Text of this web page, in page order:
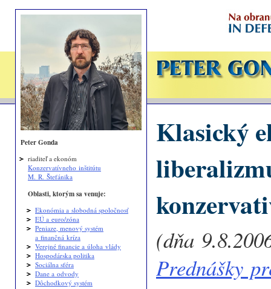
Peter Gonda
riaditeľ a ekonóm
Konzervatívneho inštitútu
M. R. Štefánika
Oblasti, ktorým sa venuje:
Ekonómia a slobodná spoločnosť
EÚ a euro/zóna
Peniaze, menový systém
a finančná kríza
Verejné financie a úloha vlády
Hospodárska politika
Sociálna sféra
Dane a odvody
Dôchodkový systém
Klasický
(dňa
Prednášky